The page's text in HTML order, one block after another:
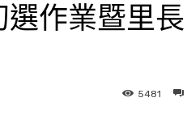
作業暨里長
5481